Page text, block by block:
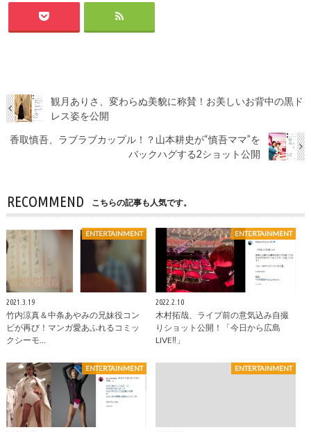
観月ありさ、変わらぬ美貌に称賛！お美しいお背中の黒ド
レス姿を公開
香取慎吾、ラブラブカップル！？山本耕史が“慎吾ママ”を
バックハグする2ショット公開
RECOMMEND こちらの記事も人気です。
ENTERTAINMENT
2021.3.19
竹内涼真＆中条あやみの兄妹役コン
ビが再び！マンガ愛あふれるコミッ
クシーモ…
ENTERTAINMENT
2022.2.10
木村拓哉、ライブ前の意気込み自撮
りショット公開！「今日から広島
LIVE‼︎」
ENTERTAINMENT ENTERTAINMENT